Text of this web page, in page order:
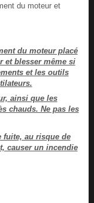
du moteur et
du moteur placé
et blesser même si
et les outils
ainsi que les
chauds. Ne pas les
fuite, au risque de
causer un incendie